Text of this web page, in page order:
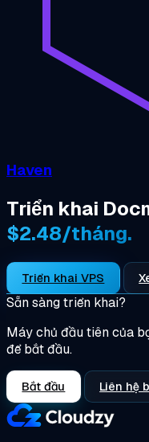
Haven
Triển khai
$2.48/tháng.
Triển khai VPS
Sẵn sàng triển khai?
Máy chủ đầu tiên của
để bắt đầu.
Bắt đầu Liên hệ